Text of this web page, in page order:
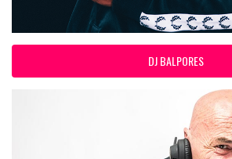
DJ BALPORES